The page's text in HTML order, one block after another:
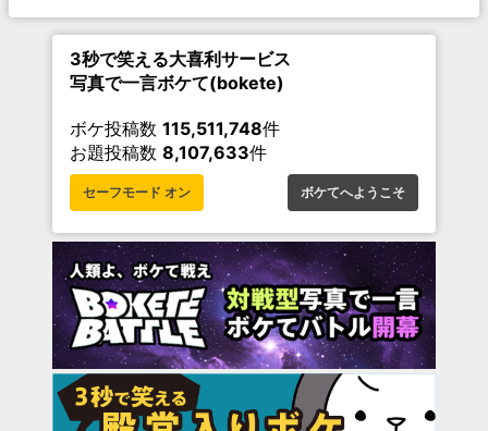
3秒で笑える大喜利サービス
写真で一言ボケて(bokete)
ボケ投稿数 115,511,748件
お題投稿数 8,107,633件
セーフモード オン ボケてへようこそ